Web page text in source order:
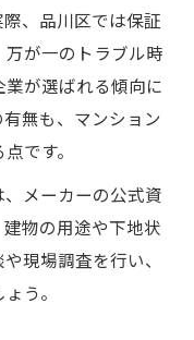
フォーマンスを
長期的な節約効
とメリットの見
視の選択を実現
、品川区では保証
が一のトラブル時
が選ばれる傾向に
無も、マンション
です。
メーカーの公式資
物の用途や下地状
現場調査を行い、
う。